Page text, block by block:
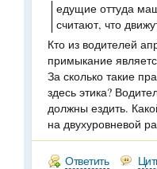
едущие оттуда
считают, что
Кто из водителей
примыкание
За сколько такие
здесь этика?
должны ездить.
на двухуровневой
Ответить